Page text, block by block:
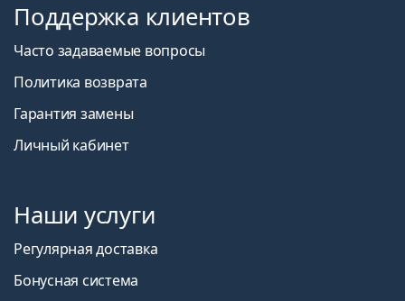
Поддержка клиентов
Часто задаваемые вопросы
Политика возврата
Гарантия замены
Личный кабинет
Наши услуги
Регулярная доставка
Бонусная система